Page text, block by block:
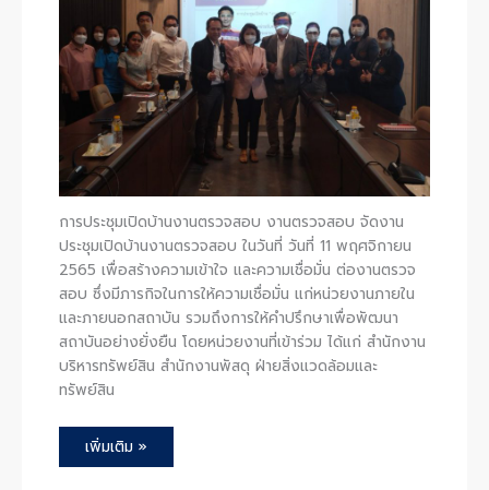
การประชุมเปิดบ้านงานตรวจสอบ งานตรวจสอบ จัดงาน
ประชุมเปิดบ้านงานตรวจสอบ ในวันที่ วันที่ 11 พฤศจิกายน
2565 เพื่อสร้างความเข้าใจ และความเชื่อมั่น ต่องานตรวจ
สอบ ซึ่งมีภารกิจในการให้ความเชื่อมั่น แก่หน่วยงานภายใน
และภายนอกสถาบัน รวมถึงการให้คำปรึกษาเพื่อพัฒนา
สถาบันอย่างยั่งยืน โดยหน่วยงานที่เข้าร่วม ได้แก่ สำนักงาน
บริหารทรัพย์สิน สำนักงานพัสดุ ฝ่ายสิ่งแวดล้อมและ
ทรัพย์สิน
เพิ่มเติม »